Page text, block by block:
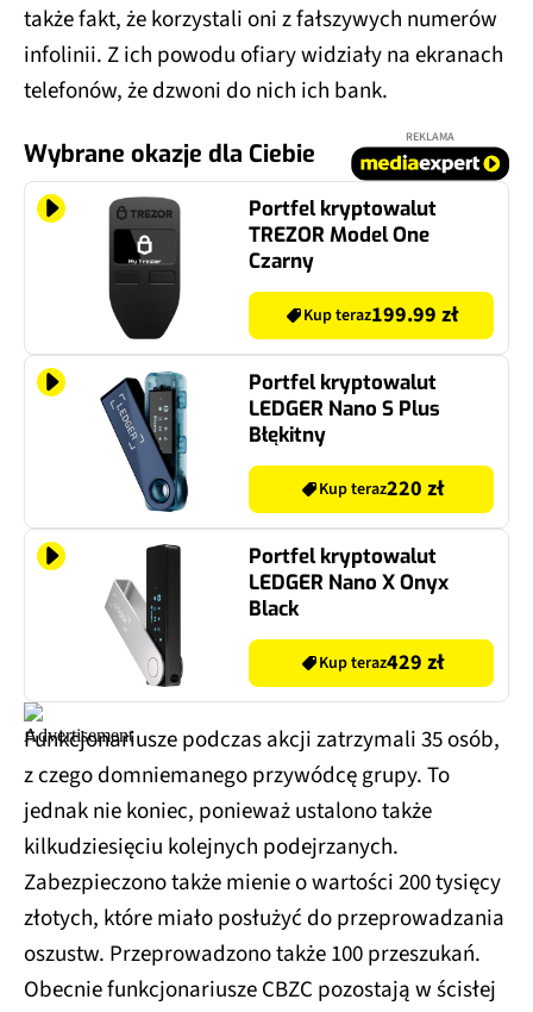
także fakt, że korzystali oni z fałszywych numerów
infolinii. Z ich powodu ofiary widziały na ekranach
telefonów, że dzwoni do nich ich bank.
Wybrane okazje dla Ciebie
REKLAMA
Portfel kryptowalut
TREZOR Model One
Czarny
Kup teraz199.99 zł
Portfel kryptowalut
LEDGER Nano S Plus
Błękitny
Kup teraz220 zł
Portfel kryptowalut
LEDGER Nano X Onyx
Black
Kup teraz429 zł
Funkcjonariusze podczas akcji zatrzymali 35 osób,
z czego domniemanego przywódcę grupy. To
jednak nie koniec, ponieważ ustalono także
kilkudziesięciu kolejnych podejrzanych.
Zabezpieczono także mienie o wartości 200 tysięcy
złotych, które miało posłużyć do przeprowadzania
oszustw. Przeprowadzono także 100 przeszukań.
Obecnie funkcjonariusze CBZC pozostają w ścisłej